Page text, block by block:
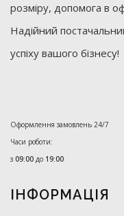
розміру, допомога в
Надійний
успіху вашого бізнесу!
Оформлення замовлень 24/7
Часи роботи:
з 09:00 до 19:00
ІНФОРМАЦІЯ